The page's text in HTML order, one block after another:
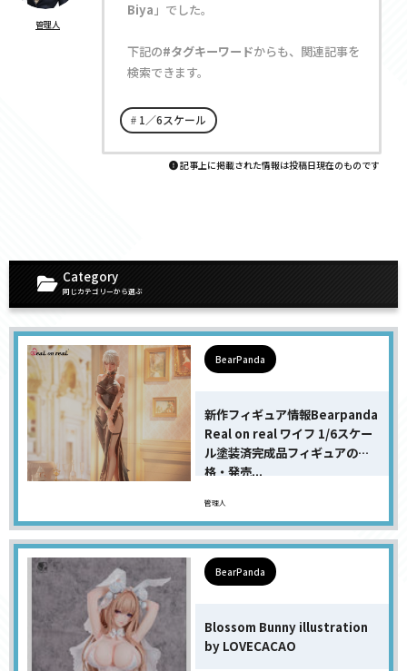
管理人
Biya 」でした。
下記の#タグキーワードからも、関連記事を
検索できます。
1／6スケール
記事上に掲載された情報は投稿日現在のものです
Category
同じカテゴリーから選ぶ
BearPanda
新作フィギュア情報Bearpanda
Real on real ワイフ 1/6スケー
ル塗装済完成品フィギュアの価
格・発売...
管理人
BearPanda
Blossom Bunny illustration
by LOVECACAO